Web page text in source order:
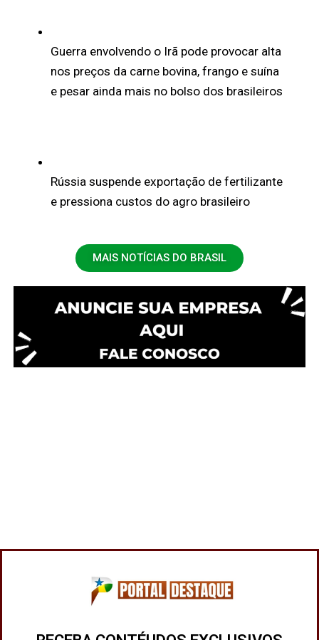
Guerra envolvendo o Irã pode provocar alta
nos preços da carne bovina, frango e suína
e pesar ainda mais no bolso dos brasileiros
Rússia suspende exportação de fertilizante
e pressiona custos do agro brasileiro
MAIS NOTÍCIAS DO BRASIL